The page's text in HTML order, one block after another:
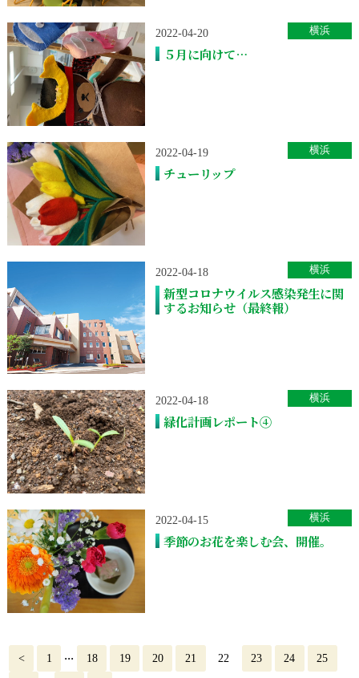
2022-04-20
５月に向けて…
横浜
2022-04-19
チューリップ
横浜
2022-04-18
新型コロナウイルス感染発生に関
するお知らせ（最終報）
横浜
2022-04-18
緑化計画レポート④
横浜
2022-04-15
季節のお花を楽しむ会、開催。
横浜
< 1 ... 18 19 20 21 22 23 24 25